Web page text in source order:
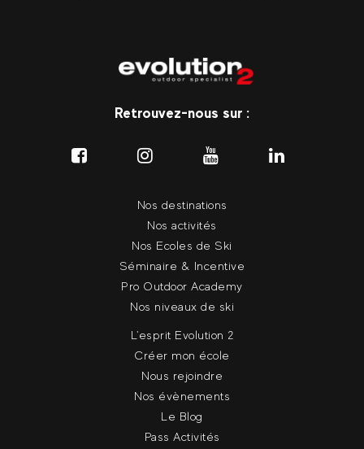
Retrouvez-nous sur :
Nos destinations
Nos activités
Nos Ecoles de Ski
Séminaire & Incentive
Pro Outdoor Academy
Nos niveaux de ski
L'esprit Evolution 2
Créer mon école
Nous rejoindre
Nos évènements
Le Blog
Pass Activités